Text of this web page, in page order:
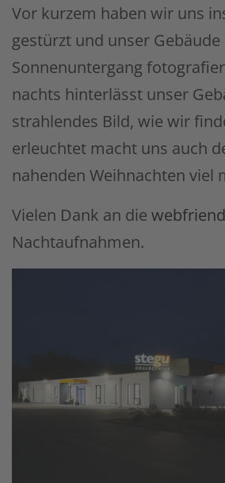
Vor kurzem haben wir uns
gestürzt und unser Gebäude
Sonnenuntergang
nachts hinterlässt unser
strahlendes Bild, wie wir
erleuchtet macht uns auch
nahenden Weihnachten viel
Vielen Dank an die
Nachtaufnahmen.